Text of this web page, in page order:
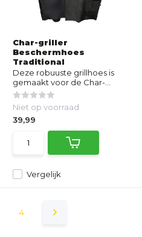
Char-griller
Beschermhoes
Traditional
Deze robuuste grillhoes is
gemaakt voor de Char-...
Vergelijk
Niet op voorraad
39,99
4